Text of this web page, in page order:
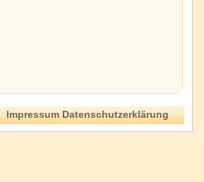
Impressum Datenschutzerklärung